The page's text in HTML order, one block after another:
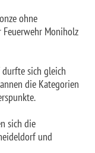
ohne
Moniholz
sich gleich
die Kategorien
sich die
und